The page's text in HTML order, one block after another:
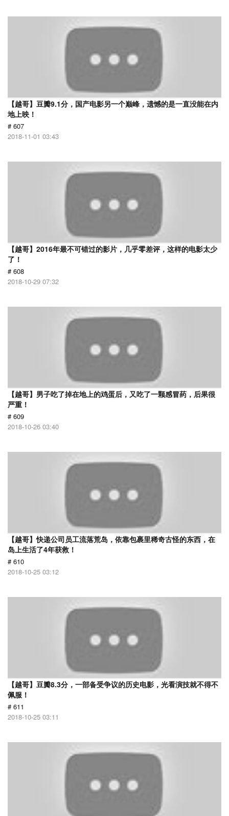
【越哥】豆瓣9.1分，国产电影另一个巅峰，遗憾的是一直没能在内
地上映！
# 607
2018-11-01 03:43
【越哥】2016年最不可错过的影片，几乎零差评，这样的电影太少
了！
# 608
2018-10-29 07:32
【越哥】男子吃了掉在地上的鸡蛋后，又吃了一颗感冒药，后果很
严重！
# 609
2018-10-26 03:40
【越哥】快递公司员工流落荒岛，依靠包裹里稀奇古怪的东西，在
岛上生活了4年获救！
# 610
2018-10-25 03:12
【越哥】豆瓣8.3分，一部备受争议的历史电影，光看演技就不得不
佩服！
# 611
2018-10-25 03:11